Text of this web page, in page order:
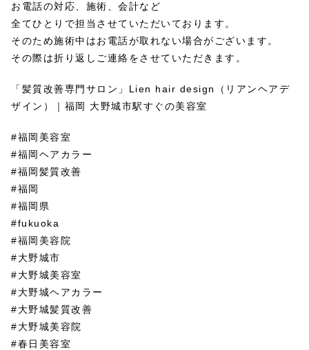
お電話の対応、施術、会計など
全てひとりで担当させていただいております。
そのため施術中はお電話が取れない場合がございます。
その際は折り返しご連絡をさせていただきます。
「髪質改善専門サロン」Lien hair design（リアンヘアデ
ザイン）｜福岡 大野城市駅すぐの美容室
#福岡美容室
#福岡ヘアカラー
#福岡髪質改善
#福岡
#福岡県
#fukuoka
#福岡美容院
#大野城市
#大野城美容室
#大野城ヘアカラー
#大野城髪質改善
#大野城美容院
#春日美容室